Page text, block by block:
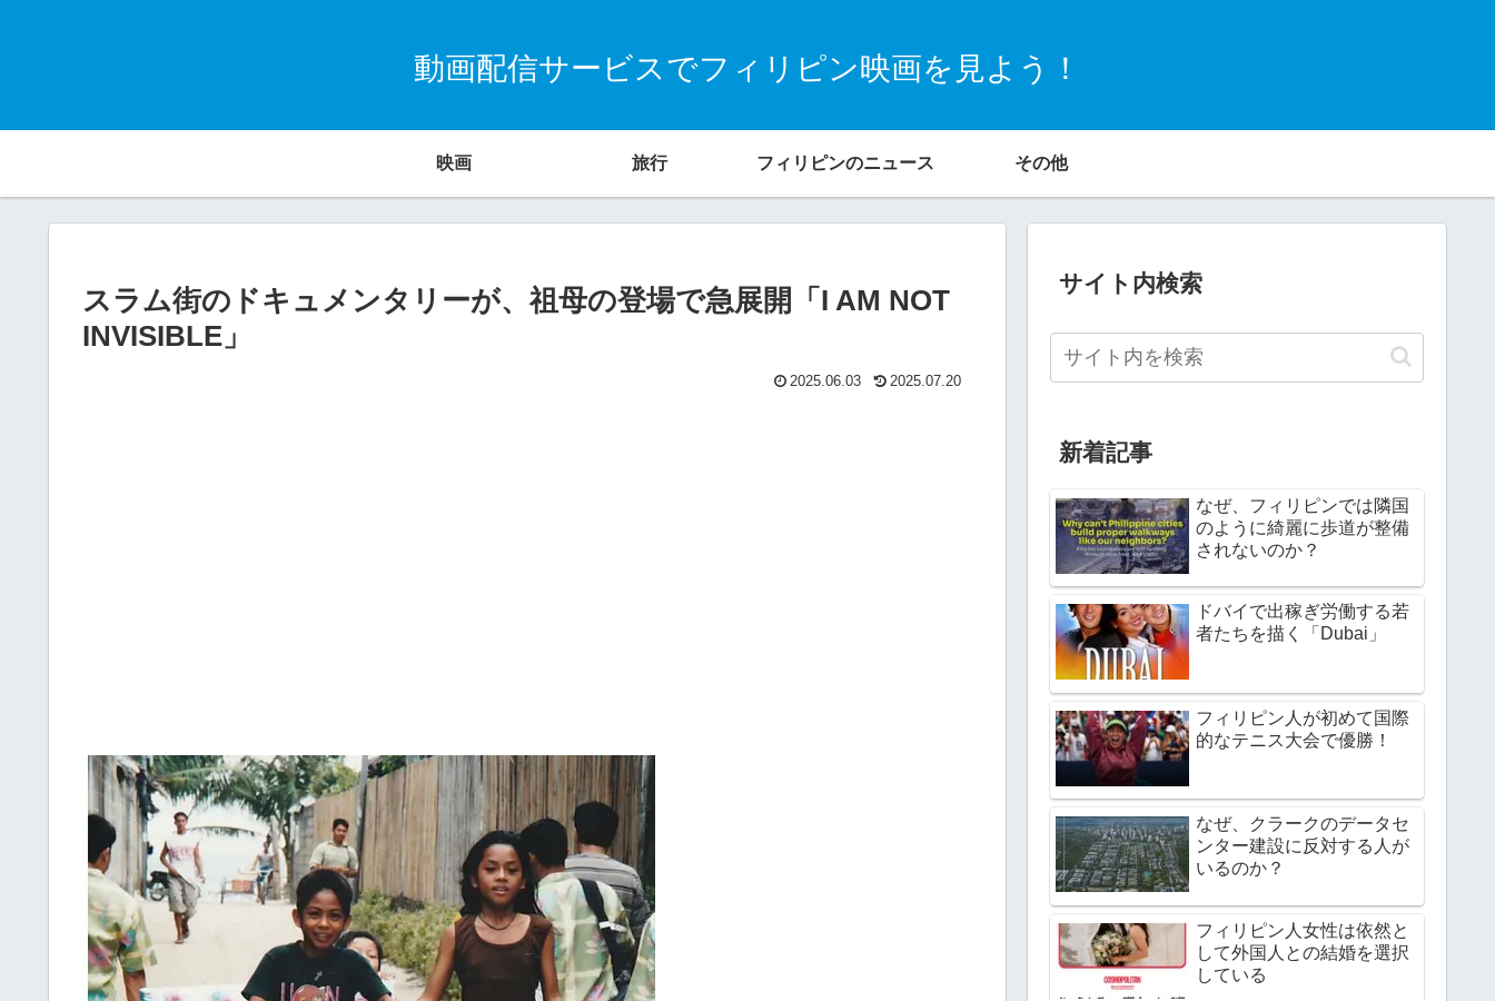
動画配信サービスでフィリピン映画を見よう！
映画 旅行 フィリピンのニュース その他
スラム街のドキュメンタリーが、祖母の登場で急展開「I AM NOT
INVISIBLE」
2025.06.03 2025.07.20
サイト内検索
新着記事
なぜ、フィリピンでは隣国
のように綺麗に歩道が整備
されないのか？
ドバイで出稼ぎ労働する若
者たちを描く「Dubai」
フィリピン人が初めて国際
的なテニス大会で優勝！
なぜ、クラークのデータセ
ンター建設に反対する人が
いるのか？
フィリピン人女性は依然と
して外国人との結婚を選択
している